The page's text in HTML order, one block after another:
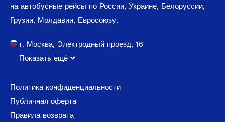
на автобусные рейсы по России, Украине, Белоруссии,
Грузии, Молдавии, Евросоюзу.
г. Москва, Электродный проезд, 16
Показать ещё
Политика конфиденциальности
Публичная оферта
Правила возврата